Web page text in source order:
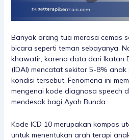
Banyak orang tua merasa cemas
bicara seperti teman sebayanya.
khawatir, karena data dari Ikatan
(IDAI) mencatat sekitar 5-8% anak
kondisi tersebut. Fenomena ini
mengenai kode diagnosa speech
mendesak bagi Ayah Bunda.
Kode ICD 10 merupakan kompas
untuk menentukan arah terapi